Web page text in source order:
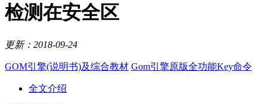
检测在安全区
更新：2018-09-24
GOM引擎(说明书)及综合教材 Gom引擎原版全功能Key命令
全文介绍